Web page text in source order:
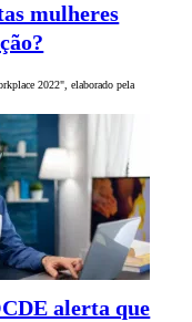
mulheres
2022", elaborado pela
alerta que